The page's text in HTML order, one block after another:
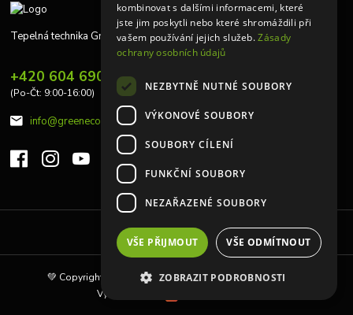
Tepelná technika Greeneco
+420 604 690 848
(Po-Čt: 9:00-16:00)
info@greeneco.cz
Upravit sběr cookies.
💚 Copyright © 2010 | Tepelná technika Greeneco s.r.o 💚
Vytvořeno na
kombinovat s dalšími informacemi, které
jste jim poskytli nebo které shromáždili při
vašem používání jejich služeb.Zásady
ochrany osobních údajů
NEZBYTNĚ NUTNÉ SOUBORY
VÝKONOVÉ SOUBORY
SOUBORY CÍLENÍ
FUNKČNÍ SOUBORY
NEZAŘAZENÉ SOUBORY
VŠE PŘIJMOUT VŠE ODMÍTNOUT
ZOBRAZIT PODROBNOSTI